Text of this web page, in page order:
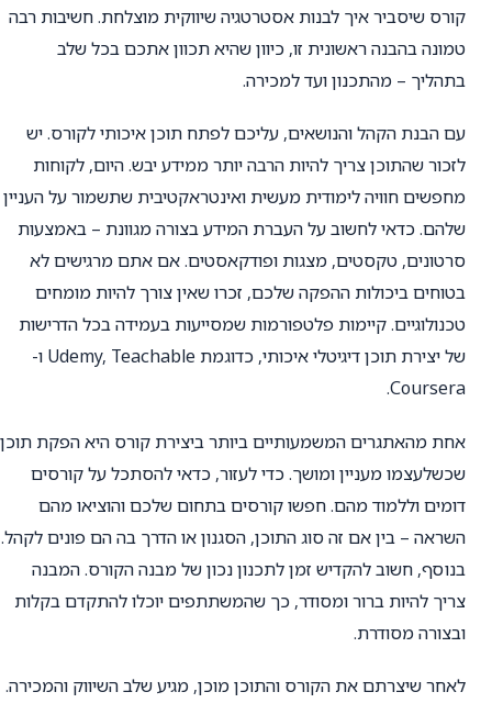
קורס שיסביר איך לבנות אסטרטגיה שיווקית מוצלחת. חשיבות רבה
טמונה בהבנה ראשונית זו, כיוון שהיא תכוון אתכם בכל שלב
בתהליך – מהתכנון ועד למכירה.
עם הבנת הקהל והנושאים, עליכם לפתח תוכן איכותי לקורס. יש
לזכור שהתוכן צריך להיות הרבה יותר ממידע יבש. היום, לקוחות
מחפשים חוויה לימודית מעשית ואינטראקטיבית שתשמור על העניין
שלהם. כדאי לחשוב על העברת המידע בצורה מגוונת – באמצעות
סרטונים, טקסטים, מצגות ופודקאסטים. אם אתם מרגישים לא
בטוחים ביכולות ההפקה שלכם, זכרו שאין צורך להיות מומחים
טכנולוגיים. קיימות פלטפורמות שמסייעות בעמידה בכל הדרישות
של יצירת תוכן דיגיטלי איכותי, כדוגמת Udemy, Teachable ו-
Coursera.
אחת מהאתגרים המשמעותיים ביותר ביצירת קורס היא הפקת תוכן
שכשלעצמו מעניין ומושך. כדי לעזור, כדאי להסתכל על קורסים
דומים וללמוד מהם. חפשו קורסים בתחום שלכם והוציאו מהם
השראה – בין אם זה סוג התוכן, הסגנון או הדרך בה הם פונים לקהל.
בנוסף, חשוב להקדיש זמן לתכנון נכון של מבנה הקורס. המבנה
צריך להיות ברור ומסודר, כך שהמשתתפים יוכלו להתקדם בקלות
ובצורה מסודרת.
לאחר שיצרתם את הקורס והתוכן מוכן, מגיע שלב השיווק והמכירה.